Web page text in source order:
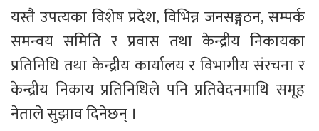
यस्तै उपत्यका विशेष प्रदेश, विभिन्न जनसङ्गठन, सम्पर्क
समन्वय समिति र प्रवास तथा केन्द्रीय निकायका
प्रतिनिधि तथा केन्द्रीय कार्यालय र विभागीय संरचना र
केन्द्रीय निकाय प्रतिनिधिले पनि प्रतिवेदनमाथि समूह
नेताले सुझाव दिनेछन् ।